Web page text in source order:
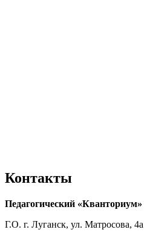
Контакты
Педагогический
Г.О. г. Луганск, ул. Матросова, 4а